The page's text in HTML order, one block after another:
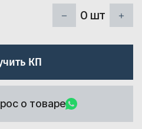
0 шт
КП
о товаре